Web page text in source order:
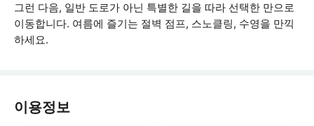
그런 다음, 일반 도로가 아닌 특별한 길을 따라 선택한 만으로
이동합니다. 여름에 즐기는 절벽 점프, 스노클링, 수영을 만끽
하세요.
이용정보